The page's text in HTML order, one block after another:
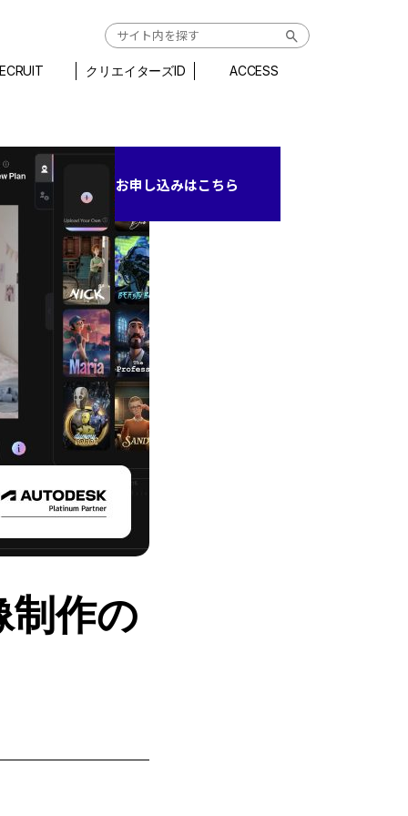
クリエイターズID ACCESS
作の
お申し込みはこちら